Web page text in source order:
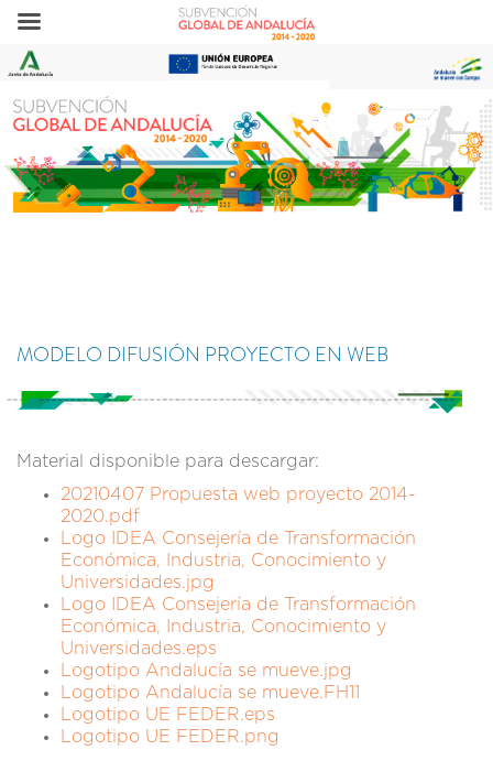
MODELO DIFUSIÓN PROYECTO EN WEB
Material disponible para descargar:
20210407 Propuesta web proyecto 2014-
2020.pdf
Logo IDEA Consejería de Transformación
Económica, Industria, Conocimiento y
Universidades.jpg
Logo IDEA Consejería de Transformación
Económica, Industria, Conocimiento y
Universidades.eps
Logotipo Andalucía se mueve.jpg
Logotipo Andalucía se mueve.FH11
Logotipo UE FEDER.eps
Logotipo UE FEDER.png